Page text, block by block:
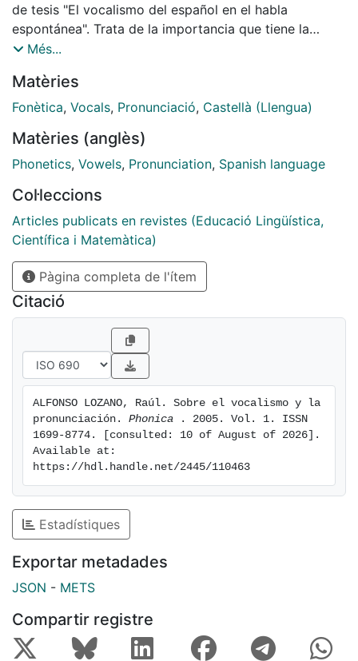
de tesis "El vocalismo del español en el habla
espontánea". Trata de la importancia que tiene la
pronunciación dentro de la comunicación oral ya que
interacción de los hablantes. Concretamente,
alegamos que existe una jerarquía fónica dentro de los
del discurso oral espontáneo. Este discurso real y
genuino es el escenario con que se enfrenta el
Més...
Matèries
Fonètica, Vocals, Pronunciació, Castellà (Llengua)
Matèries (anglès)
Phonetics, Vowels, Pronunciation, Spanish language
Col·leccions
Articles publicats en revistes (Educació Lingüística,
Científica i Matemàtica)
Pàgina completa de l'ítem
Citació
ALFONSO LOZANO, Raúl. Sobre el vocalismo y la
pronunciación. Phonica
. 2005. Vol. 1. ISSN
1699-8774. [consulted: 10 of August of 2026].
Available at:
https://hdl.handle.net/2445/110463
Estadístiques
Exportar metadades
JSON - METS
Compartir registre